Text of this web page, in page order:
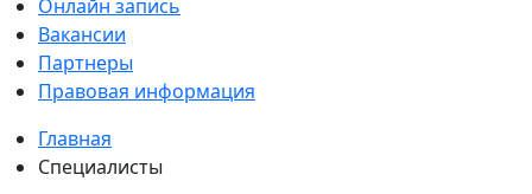
Онлайн запись
Вакансии
Партнеры
Правовая информация
Главная
Специалисты